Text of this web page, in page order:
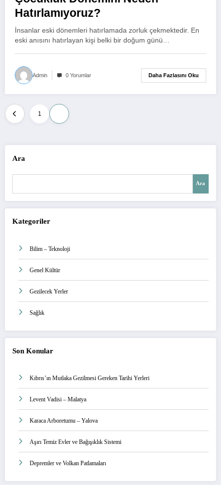
Hatırlamıyoruz?
İnsanlar eski dönemleri hatırlamada zorluk çekmektedir. En
eski anısını hatırlayan kişi belki bir doğum günü…
Admin 0 Yorumlar Daha Fazlasını Oku
Yazı
sayfalaması
1
Ara
Ara
Kategoriler
Bilim – Teknoloji
Genel Kültür
Gezilecek Yerler
Sağlık
Son Konular
Kıbrıs’ın Mutlaka Gezilmesi Gereken Tarihi Yerleri
Levent Vadisi – Malatya
Karaca Arboretumu – Yalova
Aşırı Temiz Evler ve Bağışıklık Sistemi
Depremler ve Volkan Patlamaları